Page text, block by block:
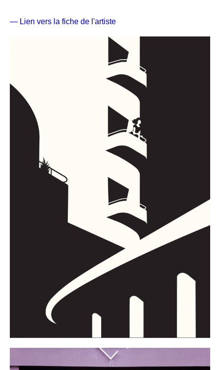
— Lien vers la fiche de l'artiste